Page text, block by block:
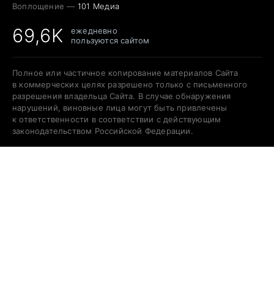
Воплощение — 101 Медиа
69,6K
ежедневно
пользуются сайтом
Полное или частичное копирование материалов Сайта
в коммерческих целях разрешено только с письменного
разрешения владельца Сайта. В случае обнаружения
нарушений, виновные лица могут быть привлечены
к ответственности в соответствии с действующим
законодательством Российской Федерации.